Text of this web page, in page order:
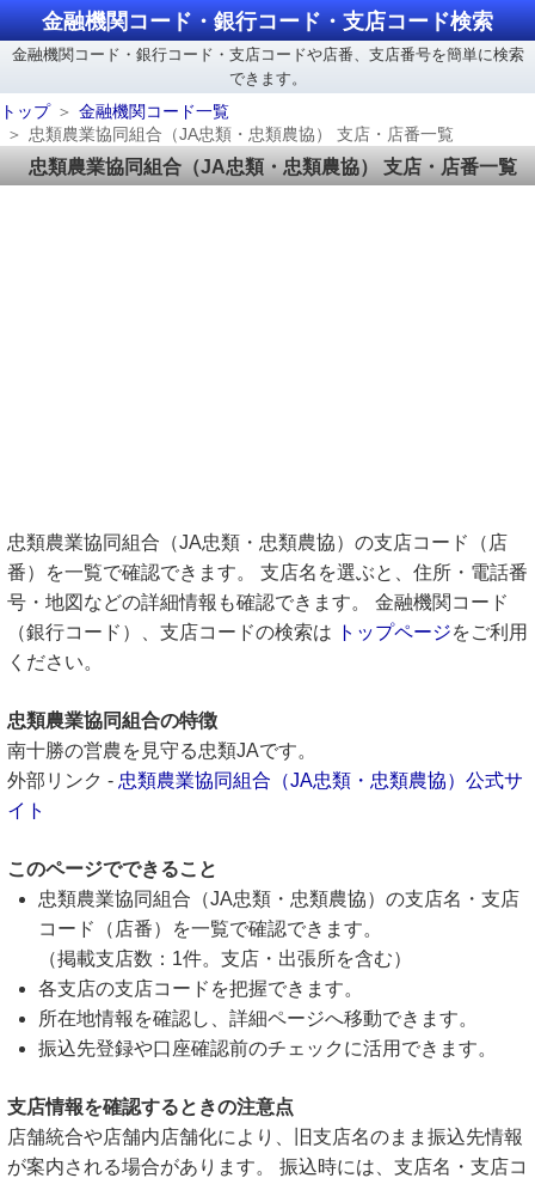
金融機関コード・銀行コード・支店コード検索
金融機関コード・銀行コード・支店コードや店番、支店番号を簡単に検索
できます。
トップ
金融機関コード一覧
忠類農業協同組合（JA忠類・忠類農協） 支店・店番一覧
忠類農業協同組合（JA忠類・忠類農協） 支店・店番一覧
忠類農業協同組合（JA忠類・忠類農協）の支店コード（店
番）を一覧で確認できます。 支店名を選ぶと、住所・電話番
号・地図などの詳細情報も確認できます。 金融機関コード
（銀行コード）、支店コードの検索は
トップページをご利用
ください。
忠類農業協同組合の特徴
南十勝の営農を見守る忠類JAです。
外部リンク - 忠類農業協同組合（JA忠類・忠類農協）公式サ
イト
このページでできること
忠類農業協同組合（JA忠類・忠類農協）の支店名・支店
コード（店番）を一覧で確認できます。
（掲載支店数：1件。支店・出張所を含む）
各支店の支店コードを把握できます。
所在地情報を確認し、詳細ページへ移動できます。
振込先登録や口座確認前のチェックに活用できます。
支店情報を確認するときの注意点
店舗統合や店舗内店舗化により、旧支店名のまま振込先情報
が案内される場合があります。 振込時には、支店名・支店コ